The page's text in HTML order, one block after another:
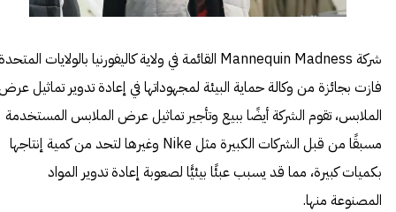
شركة Mannequin Madness القائمة في ولاية كاليفورنيا بالولايات
فازت بجائزة من وكالة حماية البيئة لمجهوداتها في إعادة تدوير تماثيل
الملابس، تقوم الشركة أيضًا ببيع وتأجير تماثيل عرض الملابس المستخدمة
مسبقًا من قبل الشركات الكبيرة مثل Nike وغيرها لتحد من كمية إنتاجها
بكميات كبيرة، مما قد يسبب عبئًا بيئيًّا لصعوبة إعادة تدوير المواد
المصنوعة منها.